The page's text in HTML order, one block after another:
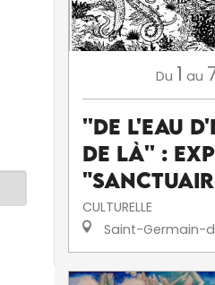
Du 1 au
''De l'eau
de là'' :
CULTURELLE
Saint-Germain-